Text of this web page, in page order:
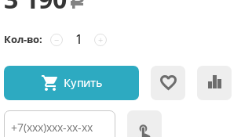
Кол-во: +
−
Купить